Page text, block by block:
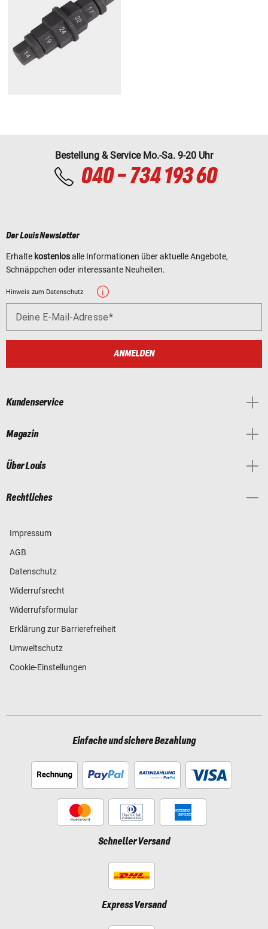
Bestellung & Service Mo.-Sa. 9-20 Uhr
040 - 734 193 60
Der Louis Newsletter
Erhalte kostenlosalle Informationen über aktuelle Angebote,
Schnäppchen oder interessante Neuheiten.
Hinweis zum Datenschutz
Deine E-Mail-Adresse
ANMELDEN
Kundenservice
Magazin
Über Louis
Rechtliches
Impressum
AGB
Datenschutz
Widerrufsrecht
Widerrufsformular
Erklärung zur Barrierefreiheit
Umweltschutz
Cookie-Einstellungen
Einfache und sichere Bezahlung
Schneller Versand
Express Versand